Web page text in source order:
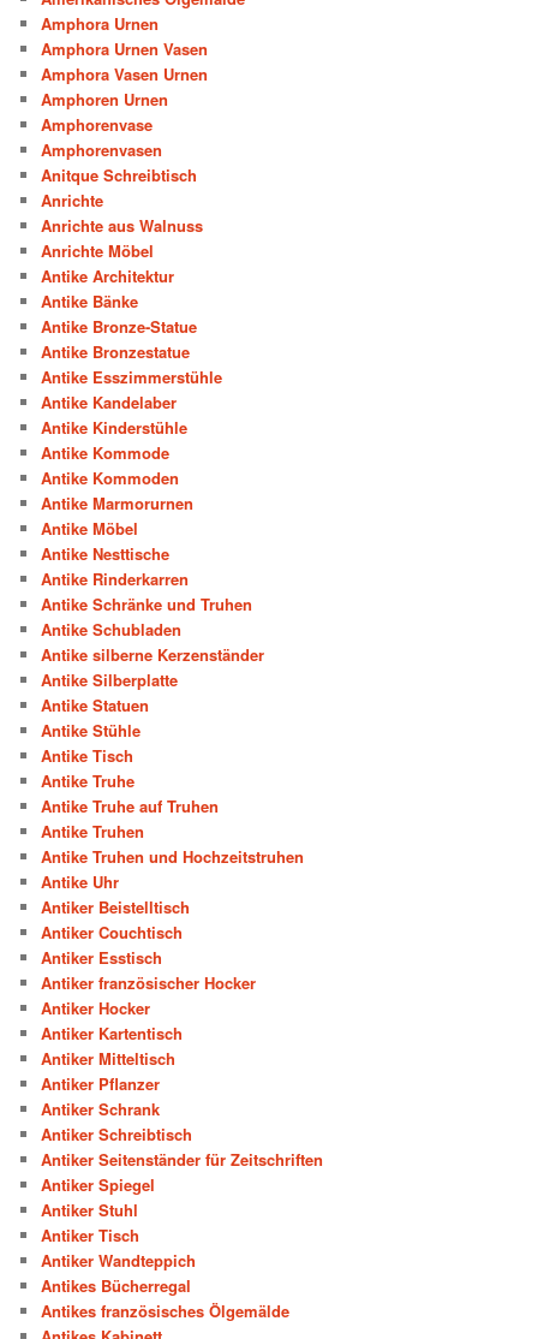
Amphora Urnen
Amphora Urnen Vasen
Amphora Vasen Urnen
Amphoren Urnen
Amphorenvase
Amphorenvasen
Anitque Schreibtisch
Anrichte
Anrichte aus Walnuss
Anrichte Möbel
Antike Architektur
Antike Bänke
Antike Bronze-Statue
Antike Bronzestatue
Antike Esszimmerstühle
Antike Kandelaber
Antike Kinderstühle
Antike Kommode
Antike Kommoden
Antike Marmorurnen
Antike Möbel
Antike Nesttische
Antike Rinderkarren
Antike Schränke und Truhen
Antike Schubladen
Antike silberne Kerzenständer
Antike Silberplatte
Antike Statuen
Antike Stühle
Antike Tisch
Antike Truhe
Antike Truhe auf Truhen
Antike Truhen
Antike Truhen und Hochzeitstruhen
Antike Uhr
Antiker Beistelltisch
Antiker Couchtisch
Antiker Esstisch
Antiker französischer Hocker
Antiker Hocker
Antiker Kartentisch
Antiker Mitteltisch
Antiker Pflanzer
Antiker Schrank
Antiker Schreibtisch
Antiker Seitenständer für Zeitschriften
Antiker Spiegel
Antiker Stuhl
Antiker Tisch
Antiker Wandteppich
Antikes Bücherregal
Antikes französisches Ölgemälde